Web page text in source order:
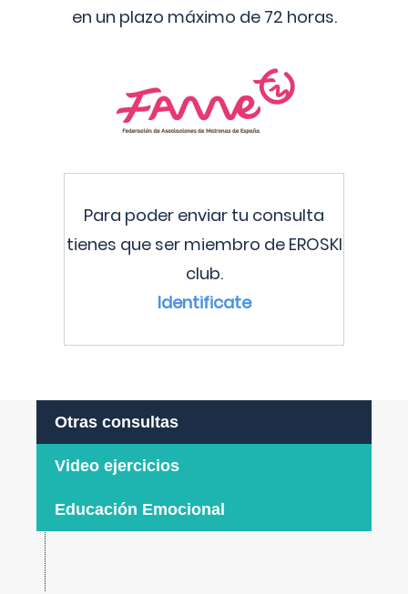
en un plazo máximo de 72 horas.
Para poder enviar tu consulta
tienes que ser miembro de EROSKI
club.
Identificate
Otras consultas
Video ejercicios
Educación Emocional